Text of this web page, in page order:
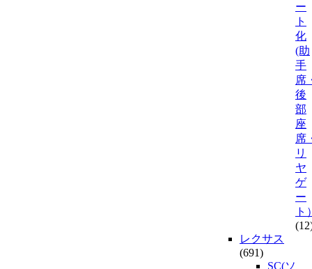
ー
ト
化
(助
手
席
後
部
座
席
リ
ヤ
ゲ
ー
ト
レクサス
(691)
SC(ソ